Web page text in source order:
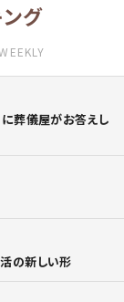
グ
に葬儀屋がお答えし
の新しい形